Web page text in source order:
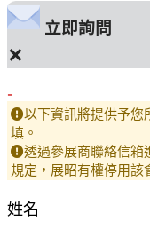
立即詢問
×
-
以下資訊將提供予您
填。
透過參展商聯絡信箱
規定，展昭有權停用該
姓名